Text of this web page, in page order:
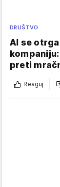
DRUŠTVO
AI se
preti
Reaguj